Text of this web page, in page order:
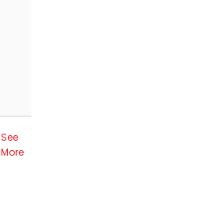
See
More